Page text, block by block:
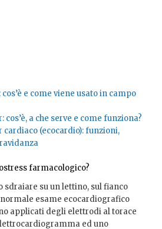
e come viene usato in campo
cos’è, a che serve e come funziona?
cardiaco (ecocardio): funzioni,
farmacologico?
sdraiare su un lettino, sul fianco
esame ecocardiografico
applicati degli elettrodi al torace
ed uno